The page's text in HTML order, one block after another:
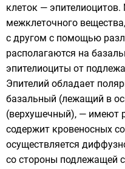
клеток —
межклеточного
с другом с помощью
располагаются на
эпителиоциты от
Эпителий обладает
базальный (лежащий в
(верхушечный), — имеют
содержит кровеносных
осуществляется
со стороны подлежащей